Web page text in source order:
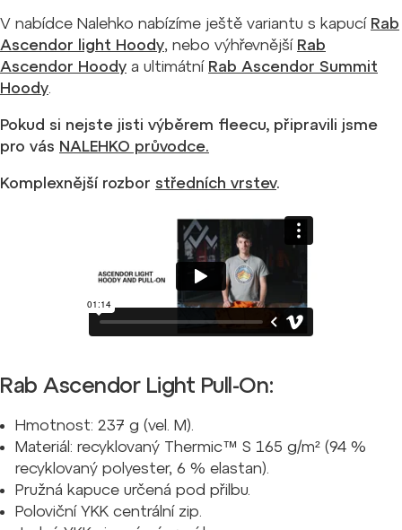
V nabídce Nalehko nabízíme ještě variantu s kapucí Rab
Ascendor light Hoody, nebo výhřevnější Rab
Ascendor Hoody a ultimátní Rab Ascendor Summit
Hoody.
Pokud si nejste jisti výběrem fleecu, připravili jsme
pro vás NALEHKO průvodce.
Komplexnější rozbor středních vrstev.
Rab Ascendor Light Pull-On:
Hmotnost: 237 g (vel. M).
Materiál: recyklovaný Thermic™ S 165 g/m² (94 %
recyklovaný polyester, 6 % elastan).
Pružná kapuce určená pod přilbu.
Poloviční YKK centrální zip.